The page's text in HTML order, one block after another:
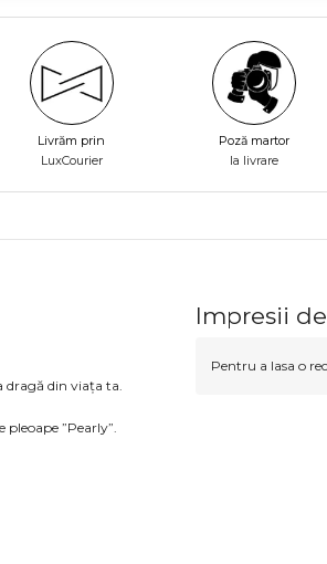
Livrăm prin
LuxCourier
Poză martor
la livrare
dragă din viața ta.
”Pearly”.
Impresii
Pentru a lasa o